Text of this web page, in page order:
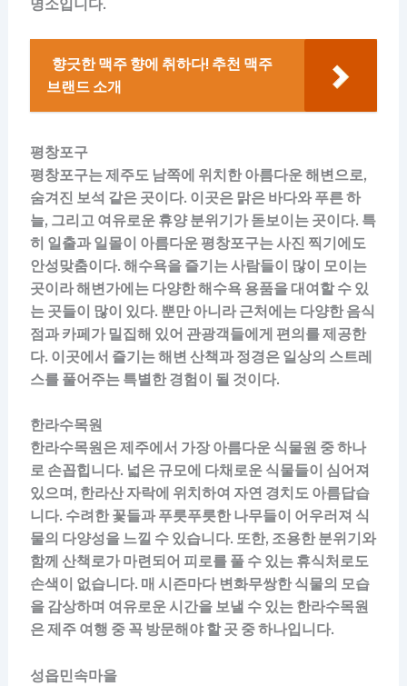
명소입니다.
향긋한 맥주 향에 취하다! 추천 맥주
브랜드 소개
평창포구
평창포구는 제주도 남쪽에 위치한 아름다운 해변으로,
숨겨진 보석 같은 곳이다. 이곳은 맑은 바다와 푸른 하
늘, 그리고 여유로운 휴양 분위기가 돋보이는 곳이다. 특
히 일출과 일몰이 아름다운 평창포구는 사진 찍기에도
안성맞춤이다. 해수욕을 즐기는 사람들이 많이 모이는
곳이라 해변가에는 다양한 해수욕 용품을 대여할 수 있
는 곳들이 많이 있다. 뿐만 아니라 근처에는 다양한 음식
점과 카페가 밀집해 있어 관광객들에게 편의를 제공한
다. 이곳에서 즐기는 해변 산책과 정경은 일상의 스트레
스를 풀어주는 특별한 경험이 될 것이다.
한라수목원
한라수목원은 제주에서 가장 아름다운 식물원 중 하나
로 손꼽힙니다. 넓은 규모에 다채로운 식물들이 심어져
있으며, 한라산 자락에 위치하여 자연 경치도 아름답습
니다. 수려한 꽃들과 푸릇푸릇한 나무들이 어우러져 식
물의 다양성을 느낄 수 있습니다. 또한, 조용한 분위기와
함께 산책로가 마련되어 피로를 풀 수 있는 휴식처로도
손색이 없습니다. 매 시즌마다 변화무쌍한 식물의 모습
을 감상하며 여유로운 시간을 보낼 수 있는 한라수목원
은 제주 여행 중 꼭 방문해야 할 곳 중 하나입니다.
성읍민속마을